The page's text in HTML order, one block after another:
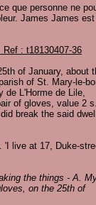
que personne ne
James James
: t18130407-36
of January, about
of St. Mary-le-
de L'Horme de Lile,
of gloves, value 2
break the said
'I live at 17, Duke-
the things - A.
on the 25th of